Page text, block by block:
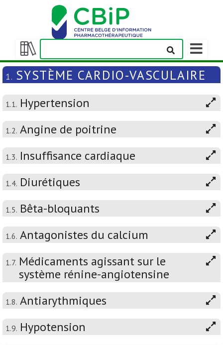
Afficher/masquer
la
table
matières
Afficher/
la
barre
de
navigation
1. SYSTÈME CARDIO-VASCULAIRE
1.1. Hypertension
1.2. Angine de poitrine
1.3. Insuffisance cardiaque
1.4. Diurétiques
1.5. Bêta-bloquants
1.6. Antagonistes du calcium
1.7. Médicaments agissant sur le
système rénine-angiotensine
1.8. Antiarythmiques
1.9. Hypotension